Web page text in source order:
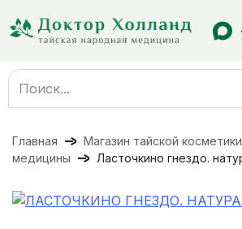
содержанию
Search
for:
Главная
Магазин тайской
медицины
Ласточкино гнездо.